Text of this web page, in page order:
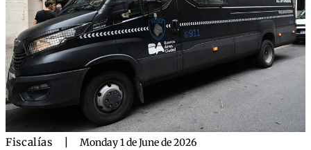
Fiscalías Monday 1 de June de 2026